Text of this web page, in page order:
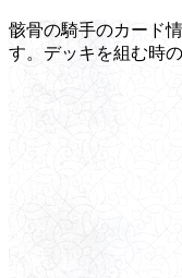
骸骨の騎手のカード
す。デッキを組む時